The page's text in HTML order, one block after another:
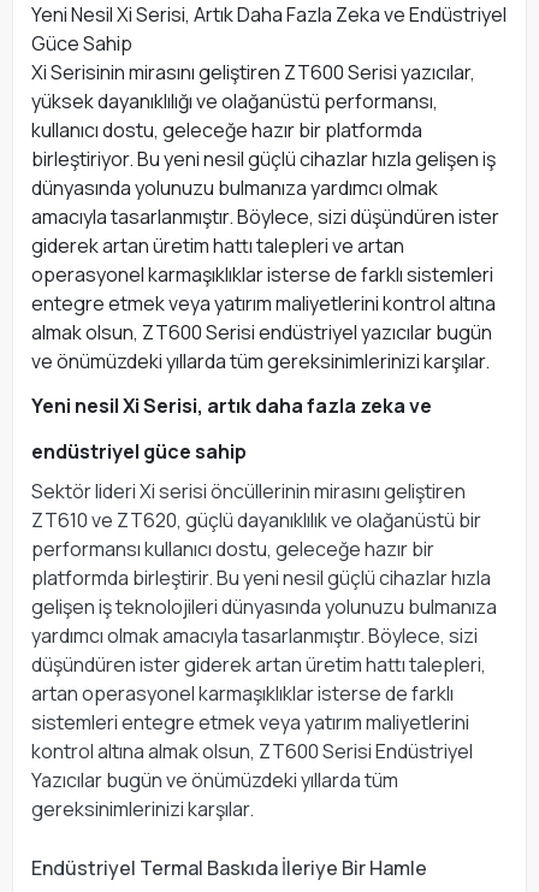
Yeni Nesil Xi Serisi, Artık Daha Fazla Zeka ve Endüstriyel
Güce Sahip
Xi Serisinin mirasını geliştiren ZT600 Serisi yazıcılar,
yüksek dayanıklılığı ve olağanüstü performansı,
kullanıcı dostu, geleceğe hazır bir platformda
birleştiriyor. Bu yeni nesil güçlü cihazlar hızla gelişen iş
dünyasında yolunuzu bulmanıza yardımcı olmak
amacıyla tasarlanmıştır. Böylece, sizi düşündüren ister
giderek artan üretim hattı talepleri ve artan
operasyonel karmaşıklıklar isterse de farklı sistemleri
entegre etmek veya yatırım maliyetlerini kontrol altına
almak olsun, ZT600 Serisi endüstriyel yazıcılar bugün
ve önümüzdeki yıllarda tüm gereksinimlerinizi karşılar.
Yeni nesil Xi Serisi, artık daha fazla zeka ve
endüstriyel güce sahip
Sektör lideri Xi serisi öncüllerinin mirasını geliştiren
ZT610 ve ZT620, güçlü dayanıklılık ve olağanüstü bir
performansı kullanıcı dostu, geleceğe hazır bir
platformda birleştirir. Bu yeni nesil güçlü cihazlar hızla
gelişen iş teknolojileri dünyasında yolunuzu bulmanıza
yardımcı olmak amacıyla tasarlanmıştır. Böylece, sizi
düşündüren ister giderek artan üretim hattı talepleri,
artan operasyonel karmaşıklıklar isterse de farklı
sistemleri entegre etmek veya yatırım maliyetlerini
kontrol altına almak olsun, ZT600 Serisi Endüstriyel
Yazıcılar bugün ve önümüzdeki yıllarda tüm
gereksinimlerinizi karşılar.
Endüstriyel Termal Baskıda İleriye Bir Hamle